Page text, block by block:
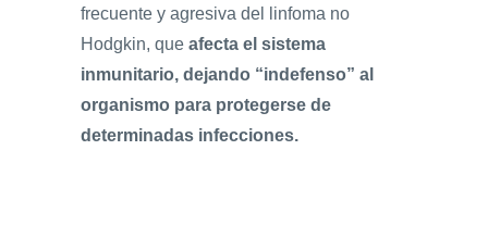
frecuente y agresiva del linfoma no
Hodgkin, que afecta el sistema
inmunitario, dejando “indefenso” al
organismo para protegerse de
determinadas infecciones.